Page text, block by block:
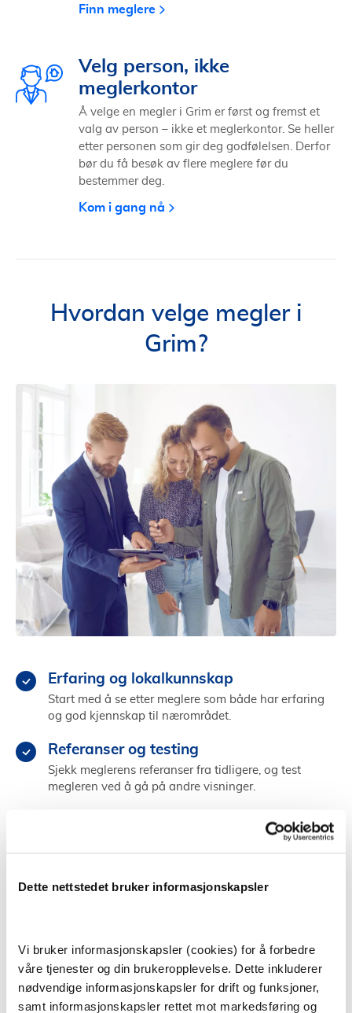
Dette nettstedet bruker informasjonskapsler
Vi bruker informasjonskapsler (cookies) for å forbedre
våre tjenester og din brukeropplevelse. Dette inkluderer
nødvendige informasjonskapsler for drift og funksjoner,
samt informasjonskapsler rettet mot markedsføring og
Finn meglere
Velg person, ikke
meglerkontor
Å velge en megler i Grim er først og fremst et
valg av person – ikke et meglerkontor. Se heller
etter personen som gir deg godfølelsen. Derfor
bør du få besøk av flere meglere før du
bestemmer deg.
Kom i gang nå
Hvordan velge megler i
Grim?
Erfaring og lokalkunnskap
Start med å se etter meglere som både har erfaring
og god kjennskap til nærområdet.
Referanser og testing
Sjekk meglerens referanser fra tidligere, og test
megleren ved å gå på andre visninger.
Velg en megler som du kommuniserer godt med og
Å selge bolig selv